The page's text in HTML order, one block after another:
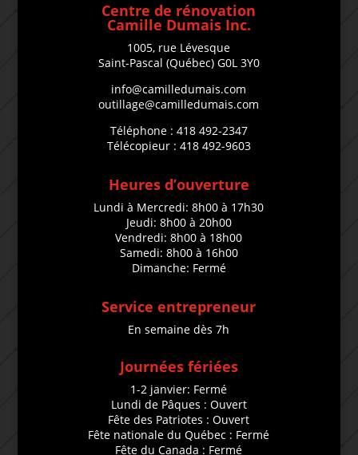
Centre de rénovation
Camille Dumais Inc.
1005, rue Lévesque
Saint-Pascal (Québec) G0L 3Y0
info@camilledumais.com
outillage@camilledumais.com
Téléphone : 418 492-2347
Télécopieur : 418 492-9603
Heures d’ouverture
Lundi à Mercredi: 8h00 à 17h30
Jeudi: 8h00 à 20h00
Vendredi: 8h00 à 18h00
Samedi: 8h00 à 16h00
Dimanche: Fermé
Service entrepreneur
En semaine dès 7h
Journées fériées
1-2 janvier: Fermé
Lundi de Pâques : Ouvert
Fête des Patriotes : Ouvert
Fête nationale du Québec : Fermé
Fête du Canada : Fermé